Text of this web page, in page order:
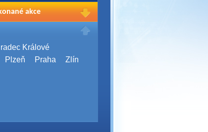
Vašich registrací na akce
akce
2026
Brno
Bootcamp 2026
Králové
Plzeň Praha Zlín